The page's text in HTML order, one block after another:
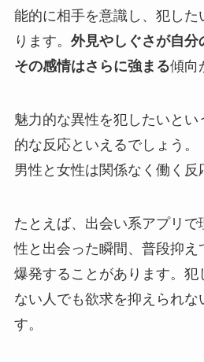
能的に相手を意識し、犯した
ります。 外見やしぐさが自分
その感情はさらに強まる傾向
魅力的な異性を犯したいとい
的な反応といえるでしょう。
男性と女性は関係なく働く反
たとえば、出会い系アプリ
性と出会った瞬間、普段抑え
爆発することがあります。犯
ない人でも欲求を抑えられな
す。